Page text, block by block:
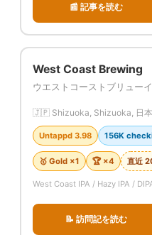
📰 記事を読む
West Coast Brewing
ウエストコーストブリュー
🇯🇵 Shizuoka, Shizuoka, 日本
Untappd 3.98 156K
🥇 Gold ×1 🏆 ×4 直近
West Coast IPA / Hazy IPA /
📝 訪問記を読む